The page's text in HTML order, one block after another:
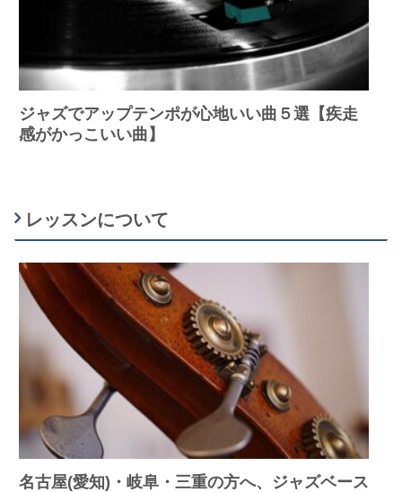
ジャズでアップテンポが心地いい曲５選【疾走
感がかっこいい曲】
レッスンについて
名古屋(愛知)・岐阜・三重の方へ、ジャズベース